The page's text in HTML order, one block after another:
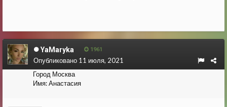
YaMaryka 1961
Город Москва
Имя:Анастасия
Опубликовано 11 июля, 2021